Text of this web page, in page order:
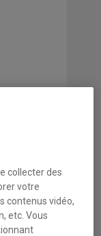
collecter des
votre
contenus vidéo,
etc. Vous